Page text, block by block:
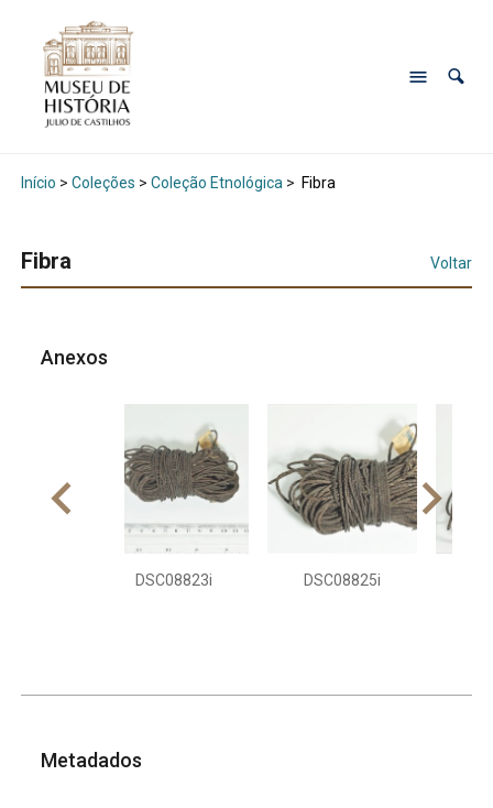
Início > Coleções > Coleção Etnológica > Fibra
Fibra Voltar
Anexos
DSC08823i DSC08825i
Metadados